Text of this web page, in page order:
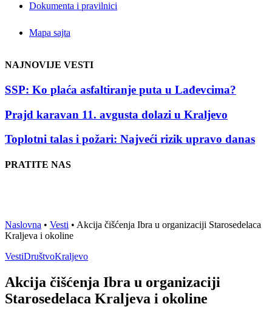
Dokumenta i pravilnici
Mapa sajta
NAJNOVIJE VESTI
SSP: Ko plaća asfaltiranje puta u Lađevcima?
Prajd karavan 11. avgusta dolazi u Kraljevo
Toplotni talas i požari: Najveći rizik upravo danas
PRATITE NAS
Naslovna • Vesti • Akcija čišćenja Ibra u organizaciji Starosedelaca
Kraljeva i okoline
VestiDruštvoKraljevo
Akcija čišćenja Ibra u organizaciji
Starosedelaca Kraljeva i okoline